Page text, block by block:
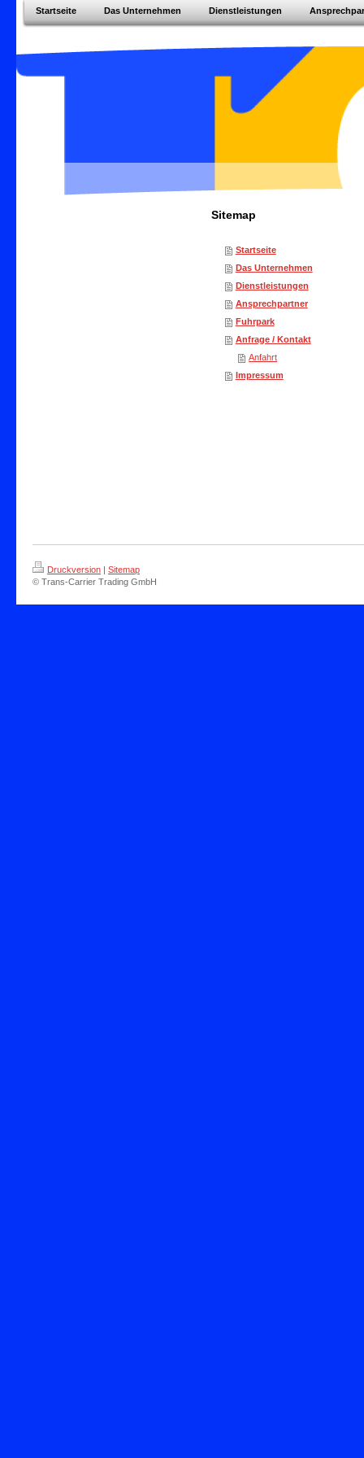
Startseite Das Unternehmen Dienstleistungen
Sitemap
Startseite
Das Unternehmen
Dienstleistungen
Ansprechpartner
Fuhrpark
Anfrage / Kontakt
Anfahrt
Impressum
Druckversion | Sitemap
© Trans-Carrier Trading GmbH